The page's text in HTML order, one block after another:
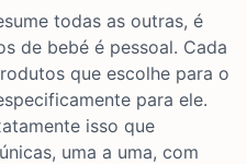
todas as outras, é
de bebé é pessoal. Cada
que escolhe para o
para ele.
isso que
uma a uma, com